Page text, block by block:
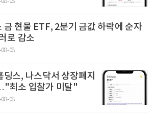
금 현물 ETF, 2분기 금값 하락에 순자
로 감소
08-08
딩스, 나스닥서 상장폐지
최소 입찰가 미달"
08-08